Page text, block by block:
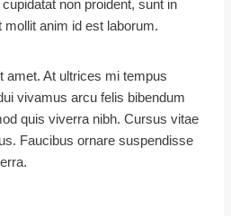
non proident, sunt in
anim id est laborum.
amet. At ultrices mi tempus
vivamus arcu felis bibendum
quis viverra nibh. Cursus vitae
Faucibus ornare suspendisse